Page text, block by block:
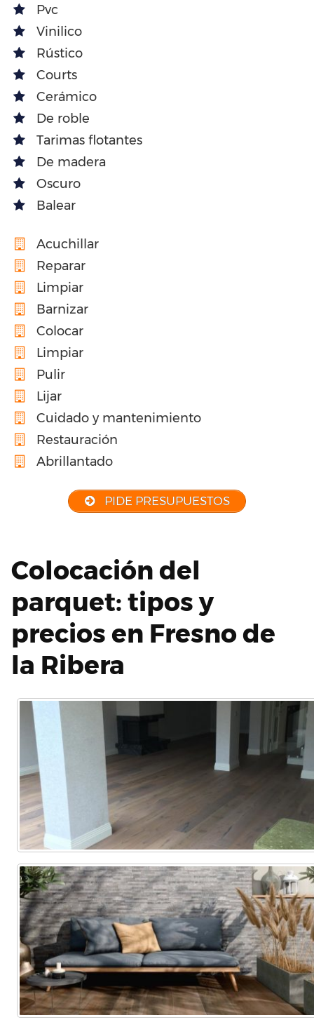
Pvc
Vinilico
Rústico
Courts
Cerámico
De roble
Tarimas flotantes
De madera
Oscuro
Balear
Acuchillar
Reparar
Limpiar
Barnizar
Colocar
Limpiar
Pulir
Lijar
Cuidado y mantenimiento
Restauración
Abrillantado
PIDE PRESUPUESTOS
Colocación del
parquet: tipos y
precios en Fresno de
la Ribera